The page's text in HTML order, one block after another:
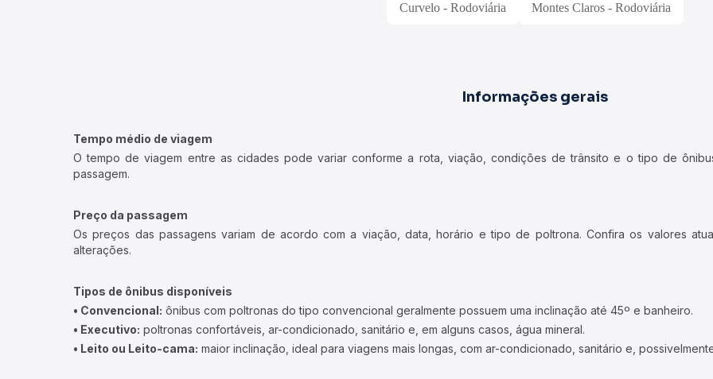
Curvelo - Rodoviária Montes Claros - Rodoviária
Informações gerais
Tempo médio de viagem
O tempo de viagem entre as cidades pode variar conforme a rota, viação, condições de trânsito e o tipo de
passagem.
Preço da passagem
Os preços das passagens variam de acordo com a viação, data, horário e tipo de poltrona. Confira os valores
alterações.
Tipos de ônibus disponíveis
• Convencional: ônibus com poltronas do tipo convencional geralmente possuem uma inclinação até 45º e banheiro.
• Executivo: poltronas confortáveis, ar-condicionado, sanitário e, em alguns casos, água mineral.
• Leito ou Leito-cama: maior inclinação, ideal para viagens mais longas, com ar-condicionado, sanitário e,